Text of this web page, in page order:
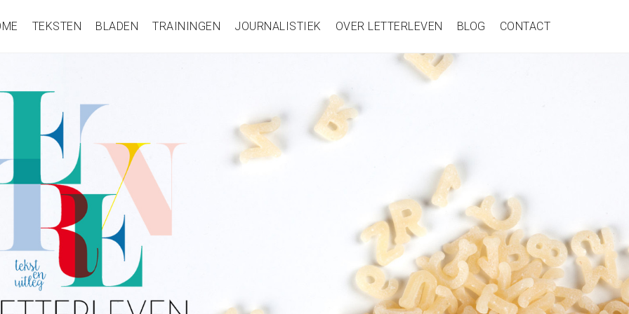
TEKSTEN BLADEN TRAININGEN JOURNALISTIEK OVER LETTERLEVEN BLOG CONTACT